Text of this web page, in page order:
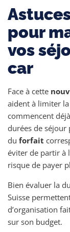
pour
vos
car
Face à cette
aident à limiter
commencent
durées de
du forfait
éviter de partir à
risque de payer
Bien évaluer la
Suisse
d’organisation
sur son budget.